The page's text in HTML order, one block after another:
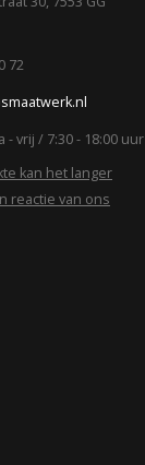
72
- vrij / 7:30 - 18:00 uur
kan het langer
reactie van ons